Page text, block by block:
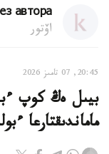
автора
اۆتور
20:45, 07 تامىز 2026
بيىل ەڭ كوپ
ماماندىقتارعا